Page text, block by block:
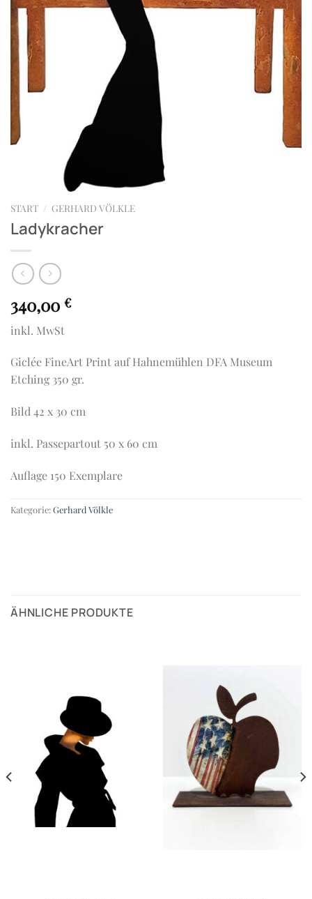
START / GERHARD VÖLKLE
Ladykracher
340,00 €
inkl. MwSt
Giclée FineArt Print auf Hahnemühlen DFA Museum
Etching 350 gr.
Bild 42 x 30 cm
inkl. Passepartout 50 x 60 cm
Auflage 150 Exemplare
Kategorie:Gerhard Völkle
ÄHNLICHE PRODUKTE